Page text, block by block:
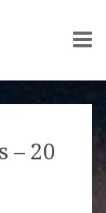
– 20